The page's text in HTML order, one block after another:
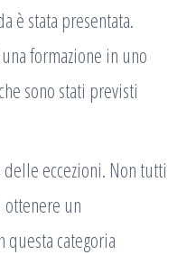
è stata presentata.
formazione in uno
sono stati previsti
eccezioni. Non tutti
un
questa categoria